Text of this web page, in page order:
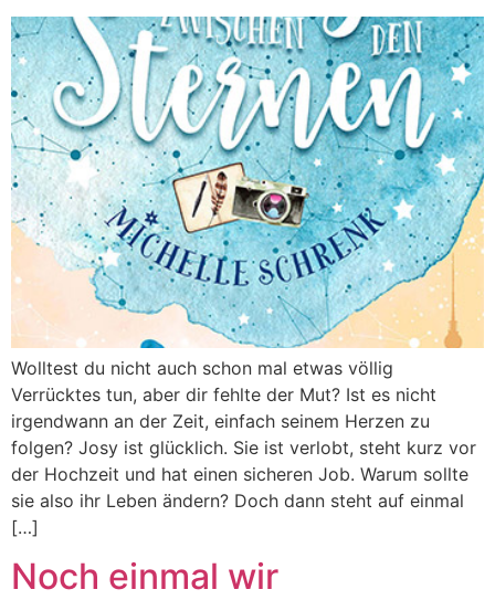
Wolltest du nicht auch schon mal etwas völlig
Verrücktes tun, aber dir fehlte der Mut? Ist es nicht
irgendwann an der Zeit, einfach seinem Herzen zu
folgen? Josy ist glücklich. Sie ist verlobt, steht kurz vor
der Hochzeit und hat einen sicheren Job. Warum sollte
sie also ihr Leben ändern? Doch dann steht auf einmal
[…]
Noch einmal wir